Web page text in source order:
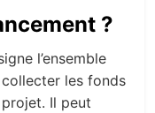
?
l’ensemble
les fonds
projet. Il peut